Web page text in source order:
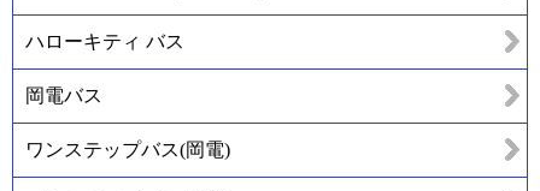
ハローキティ バス
岡電バス
ワンステップバス(岡電)